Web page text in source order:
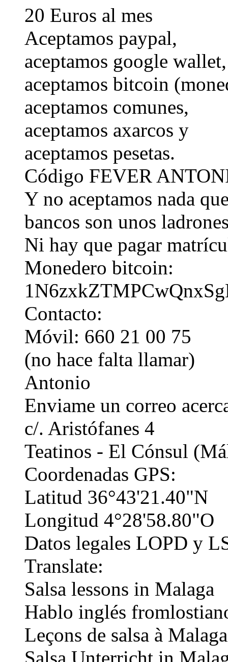
20 Euros al mes
Aceptamos paypal,
aceptamos google wallet,
aceptamos bitcoin
aceptamos comunes,
aceptamos axarcos y
aceptamos pesetas.
Código FEVER
Y no aceptamos nada
bancos son unos
Ni hay que pagar
Monedero bitcoin:
Contacto:
Móvil: 660 21 00 75
(no hace falta llamar)
Antonio
Enviame un correo
c/. Aristófanes 4
Teatinos - El Cónsul
Coordenadas GPS:
Latitud 36°43'21.40"N
Longitud 4°28'58.80"O
Datos legales LOPD y
Translate:
Salsa lessons in Malaga
Hablo inglés
Leçons de salsa à Malaga
Salsa Unterricht in